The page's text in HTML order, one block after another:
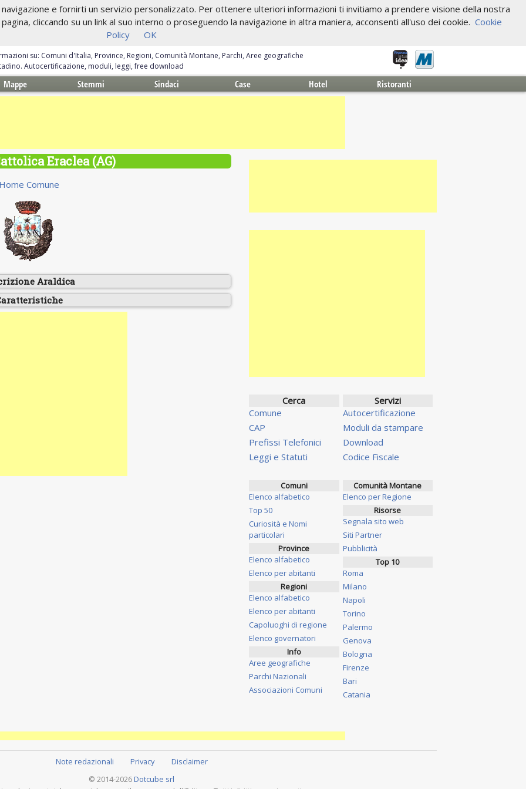
e fornirti un servizio personalizzato. Per ottenere ulteriori informazioni ti invitiamo a prendere visione della nostra
cliccando su un link al suo interno o proseguendo la navigazione in altra maniera, acconsenti all'uso dei cookie. Cookie
Policy
OK
su: Comuni d'Italia, Province, Regioni, Comunità Montane, Parchi, Aree geografiche
Autocertificazione, moduli, leggi, free download
Mappe Stemmi Sindaci Case Hotel Ristoranti
Eraclea (AG)
Home Comune
Araldica
Cerca
Comune
CAP
Prefissi Telefonici
Leggi e Statuti
Servizi
Autocertificazione
Moduli da stampare
Download
Codice Fiscale
Comuni
Elenco alfabetico
Top 50
Curiosità e Nomi
particolari
Province
Elenco alfabetico
Elenco per abitanti
Regioni
Elenco alfabetico
Elenco per abitanti
Capoluoghi di regione
Elenco governatori
Info
Aree geografiche
Parchi Nazionali
Associazioni Comuni
Comunità Montane
Elenco per Regione
Risorse
Segnala sito web
Siti Partner
Pubblicità
Top 10
Roma
Milano
Napoli
Torino
Palermo
Genova
Bologna
Firenze
Bari
Catania
Note redazionali Privacy
Disclaimer
© 2014-2026 Dotcube srl